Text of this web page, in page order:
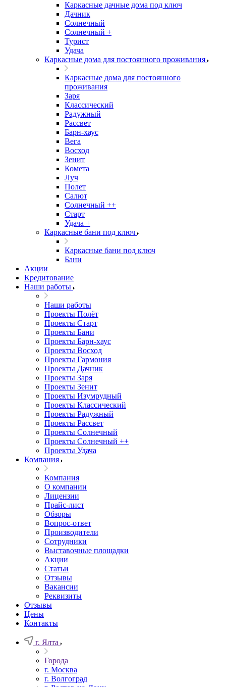
Каркасные дачные дома под ключ
Дачник
Солнечный
Солнечный +
Турист
Удача
Каркасные дома для постоянного проживания
Каркасные дома для постоянного
проживания
Заря
Классический
Радужный
Рассвет
Барн-хаус
Вега
Восход
Зенит
Комета
Луч
Полет
Салют
Солнечный ++
Старт
Удача +
Каркасные бани под ключ
Каркасные бани под ключ
Бани
Акции
Кредитование
Наши работы
Наши работы
Проекты Полёт
Проекты Старт
Проекты Бани
Проекты Барн-хаус
Проекты Восход
Проекты Гармония
Проекты Дачник
Проекты Заря
Проекты Зенит
Проекты Изумрудный
Проекты Классический
Проекты Радужный
Проекты Рассвет
Проекты Солнечный
Проекты Солнечный ++
Проекты Удача
Компания
Компания
О компании
Лицензии
Прайс-лист
Обзоры
Вопрос-ответ
Производители
Сотрудники
Выставочные площадки
Акции
Статьи
Отзывы
Вакансии
Реквизиты
Отзывы
Цены
Контакты
г. Ялта
Города
г. Москва
г. Волгоград